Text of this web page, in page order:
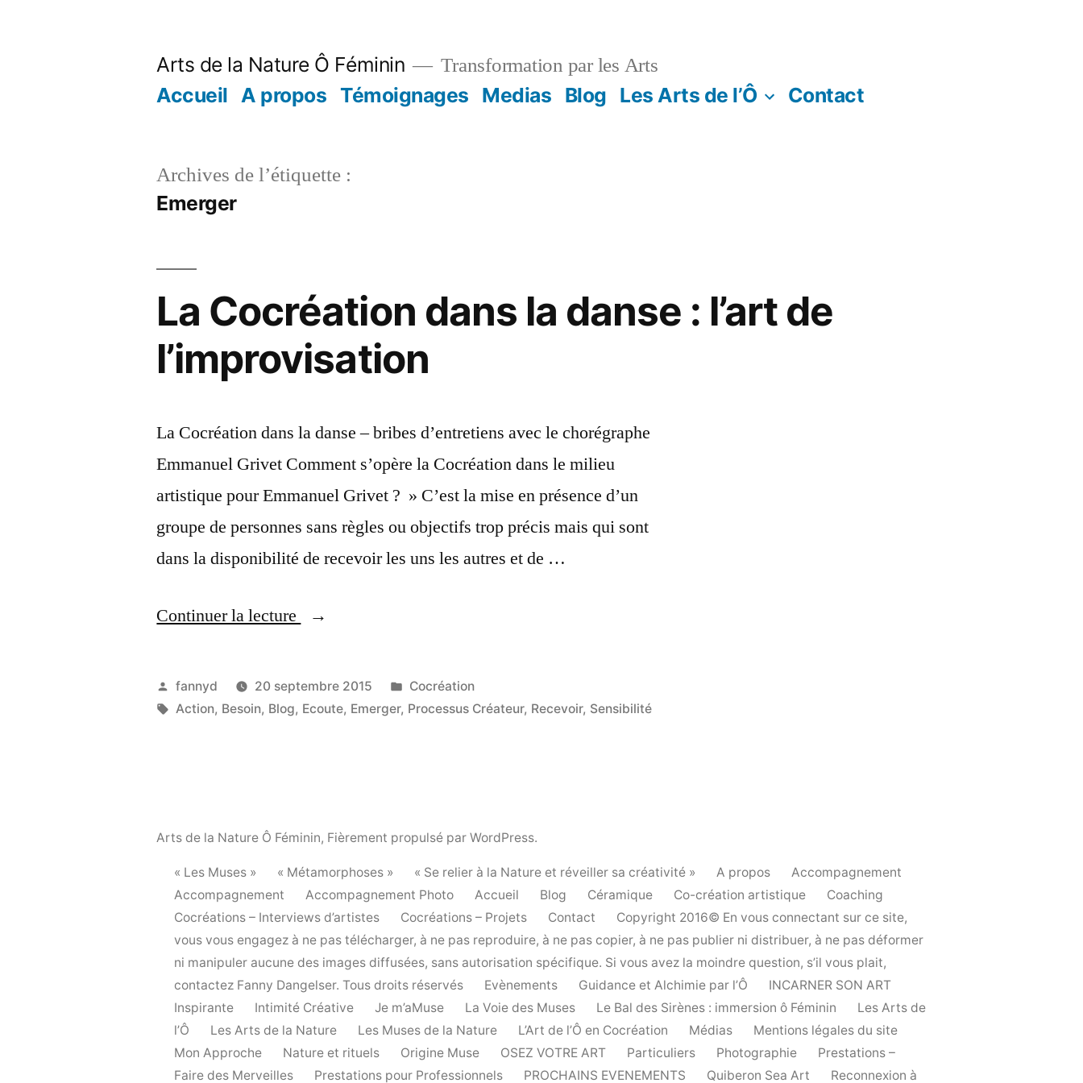
Arts de la Nature Ô Féminin Transformation par les Arts
Accueil A propos Témoignages Medias Blog Les Arts de l’Ô Contact
Archives de l’étiquette :
Emerger
La Cocréation dans la danse : l’art de
l’improvisation
La Cocréation dans la danse – bribes d’entretiens avec le chorégraphe
Emmanuel Grivet Comment s’opère la Cocréation dans le milieu
artistique pour Emmanuel Grivet ? » C’est la mise en présence d’un
groupe de personnes sans règles ou objectifs trop précis mais qui sont
dans la disponibilité de recevoir les uns les autres et de …
Continuer la lecture « La Cocréation dans la danse : l’art de l’improvisation »
Publié
par
fannyd 20 septembre 2015
Publié
dans
Cocréation
Étiquettes :
Action, Besoin, Blog, Ecoute, Emerger, Processus Créateur, Recevoir, Sensibilité
Arts de la Nature Ô Féminin, Fièrement propulsé par WordPress.
« Les Muses » « Métamorphoses » « Se relier à la Nature et réveiller sa créativité » A propos
Accompagnement
Accompagnement
Accompagnement Photo Accueil Blog Céramique Co-création artistique
Coaching
Cocréations – Interviews d’artistes
Cocréations – Projets Contact
Copyright 2016© En vous connectant sur ce site,
vous vous engagez à ne pas télécharger, à ne pas reproduire, à ne pas copier, à ne pas publier ni distribuer, à ne pas déformer
ni manipuler aucune des images diffusées, sans autorisation spécifique. Si vous avez la moindre question, s’il vous plait,
contactez Fanny Dangelser. Tous droits réservés
Evènements Guidance et Alchimie par l’Ô
INCARNER SON ART
Inspirante
Intimité Créative Je m’aMuse La Voie des Muses Le Bal des Sirènes : immersion ô Féminin
Les Arts de
l’Ô
Les Arts de la Nature Les Muses de la Nature L’Art de l’Ô en Cocréation Médias
Mentions légales du site
Mon Approche
Nature et rituels Origine Muse OSEZ VOTRE ART Particuliers Photographie
Prestations –
Faire des Merveilles
Prestations pour Professionnels PROCHAINS EVENEMENTS Quiberon Sea Art Reconnexion à